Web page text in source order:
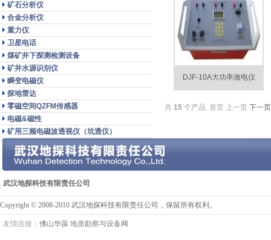
矿石分析仪
合金分析仪
重力仪
卫星电话
煤矿井下探测检测设备
矿井水源识别仪
瞬变电磁仪
探地雷达
零磁空间QZFM传感器
电磁&磁性
矿用三频电磁波透视仪（坑透仪）
DJF-10A大功率激电仪
共 15 个产品 首页 上一页 下一页
武汉地探科技有限责任公司
Copyright © 2008-2010 武汉地探科技有限责任公司，保留所有权利。
友情连接： 佛山华葆 地质勘察与设备网